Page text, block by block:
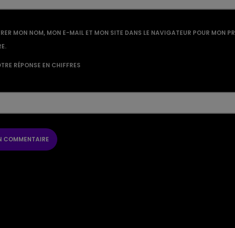
MON NOM, MON E-MAIL ET MON SITE DANS LE NAVIGATEUR POUR MON
RÉPONSE EN CHIFFRES